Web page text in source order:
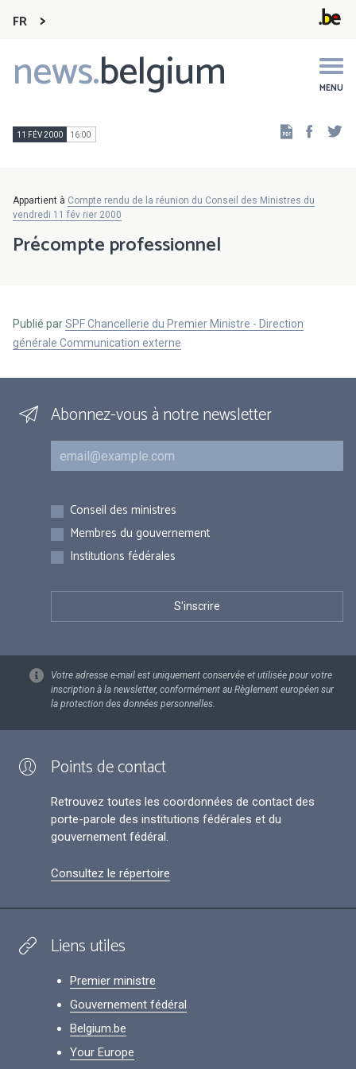
FR
news.belgium MENU
Main
navigation
11 FÉV 2000 16:00
Appartient à Compte rendu de la réunion du Conseil des Ministres du
vendredi 11 fév rier 2000
Précompte professionnel
Publié parSPF Chancellerie du Premier Ministre - Direction
générale Communication externe
Abonnez-vous à notre newsletter
Courriel
Inscriptions
Conseil des ministres
Membres du gouvernement
Institutions fédérales
Votre adresse e-mail est uniquement conservée et utilisée pour votre
inscription à la newsletter, conformément au Règlement européen sur
la protection des données personnelles.
Points de contact
Retrouvez toutes les coordonnées de contact des
porte-parole des institutions fédérales et du
gouvernement fédéral.
Consultez le répertoire
Liens utiles
Premier ministre
Gouvernement fédéral
Belgium.be
Your Europe